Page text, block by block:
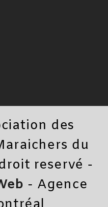
des
du
reservé -
- Agence